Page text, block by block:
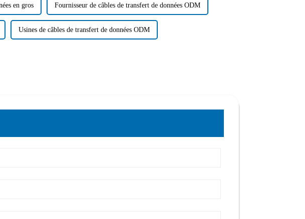
en gros Fournisseur de câbles de transfert de données ODM
Usines de câbles de transfert de données ODM